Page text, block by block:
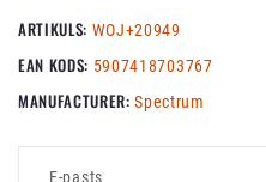
ARTIKULS: WOJ+20949
EAN KODS: 5907418703767
MANUFACTURER: Spectrum